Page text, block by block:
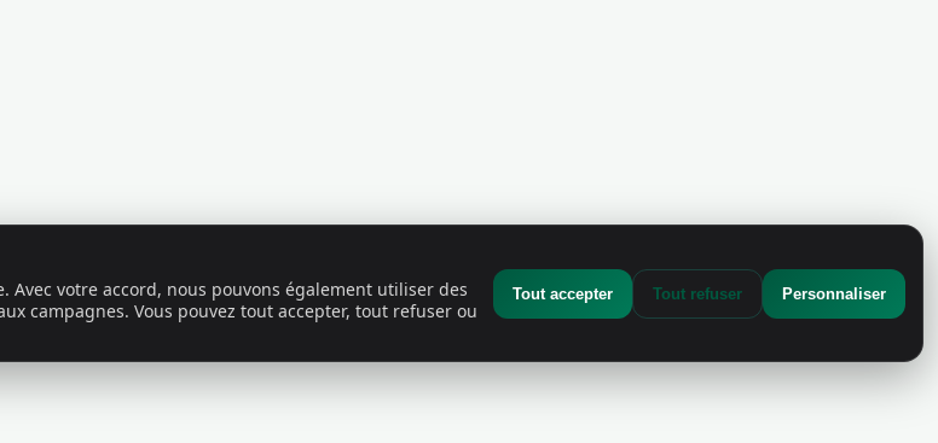
votre accord, nous pouvons également utiliser des
campagnes. Vous pouvez tout accepter, tout refuser ou
Tout accepter Tout refuser Personnaliser